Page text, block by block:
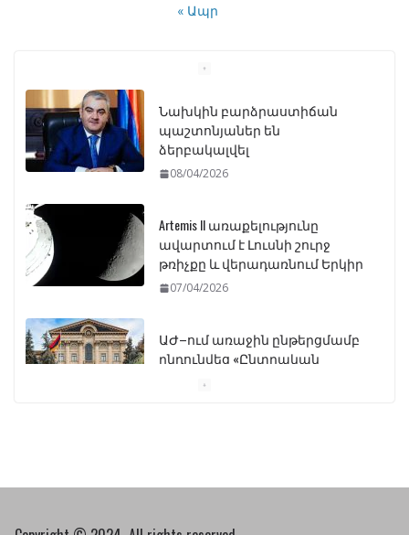
« Ապր
Նախկին բարձրաստիճան
պաշտոնյաներ են
ձերբակալվել
08/04/2026
Artemis II առաքելությունը
ավարտում է Լուսնի շուրջ
թռիչքը և վերադառնում Երկիր
07/04/2026
ԱԺ–ում առաջին ընթերցմամբ
ընդունվեց «Ընտրական
կբողոքարկի Գարեգին
սահմանափակման